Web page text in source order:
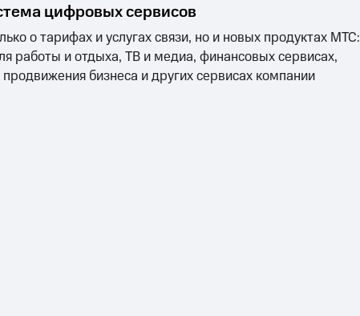
цифровых сервисов
о тарифах и услугах связи, но и новых продуктах МТС:
работы и отдыха, ТВ и медиа, финансовых сервисах,
продвижения бизнеса и других сервисах компании